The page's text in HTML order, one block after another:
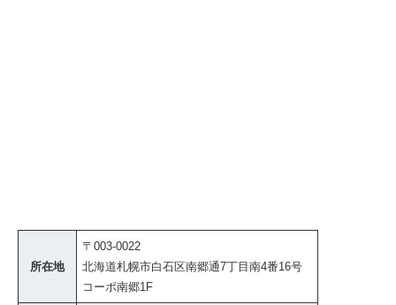
所在地
〒003-0022
北海道札幌市白石区南郷通7丁目南4番16号
コーポ南郷1F